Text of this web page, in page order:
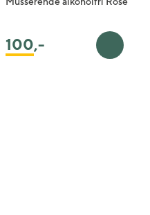
100,- Legg i